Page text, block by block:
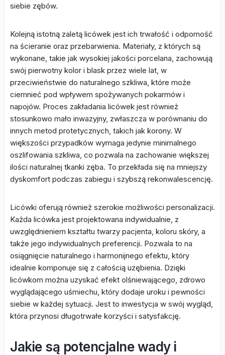
siebie zębów.
Kolejną istotną zaletą licówek jest ich trwałość i odporność
na ścieranie oraz przebarwienia. Materiały, z których są
wykonane, takie jak wysokiej jakości porcelana, zachowują
swój pierwotny kolor i blask przez wiele lat, w
przeciwieństwie do naturalnego szkliwa, które może
ciemnieć pod wpływem spożywanych pokarmów i
napojów. Proces zakładania licówek jest również
stosunkowo mało inwazyjny, zwłaszcza w porównaniu do
innych metod protetycznych, takich jak korony. W
większości przypadków wymaga jedynie minimalnego
oszlifowania szkliwa, co pozwala na zachowanie większej
ilości naturalnej tkanki zęba. To przekłada się na mniejszy
dyskomfort podczas zabiegu i szybszą rekonwalescencję.
Licówki oferują również szerokie możliwości personalizacji.
Każda licówka jest projektowana indywidualnie, z
uwzględnieniem kształtu twarzy pacjenta, koloru skóry, a
także jego indywidualnych preferencji. Pozwala to na
osiągnięcie naturalnego i harmonijnego efektu, który
idealnie komponuje się z całością uzębienia. Dzięki
licówkom można uzyskać efekt olśniewającego, zdrowo
wyglądającego uśmiechu, który dodaje uroku i pewności
siebie w każdej sytuacji. Jest to inwestycja w swój wygląd,
która przynosi długotrwałe korzyści i satysfakcję.
Jakie są potencjalne wady i